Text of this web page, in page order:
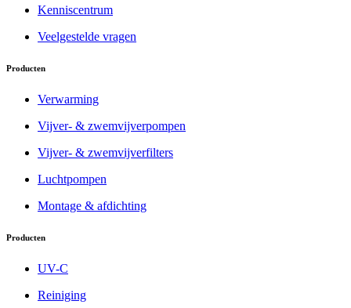
Kenniscentrum
Veelgestelde vragen
Producten
Verwarming
Vijver- & zwemvijverpompen
Vijver- & zwemvijverfilters
Luchtpompen
Montage & afdichting
Producten
UV-C
Reiniging